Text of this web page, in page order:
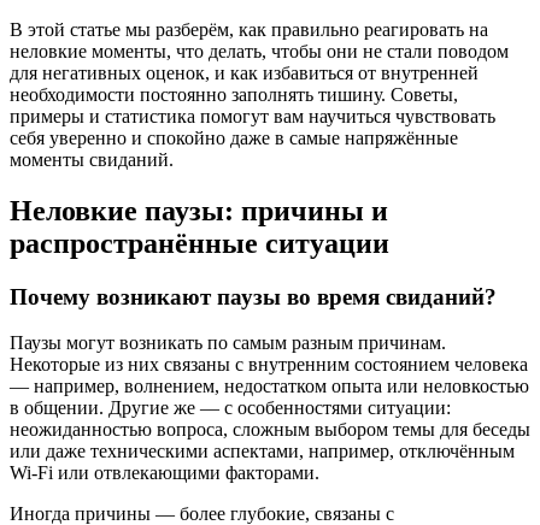
В этой статье мы разберём, как правильно реагировать на
неловкие моменты, что делать, чтобы они не стали поводом
для негативных оценок, и как избавиться от внутренней
необходимости постоянно заполнять тишину. Советы,
примеры и статистика помогут вам научиться чувствовать
себя уверенно и спокойно даже в самые напряжённые
моменты свиданий.
Неловкие паузы: причины и
распространённые ситуации
Почему возникают паузы во время свиданий?
Паузы могут возникать по самым разным причинам.
Некоторые из них связаны с внутренним состоянием человека
— например, волнением, недостатком опыта или неловкостью
в общении. Другие же — с особенностями ситуации:
неожиданностью вопроса, сложным выбором темы для беседы
или даже техническими аспектами, например, отключённым
Wi-Fi или отвлекающими факторами.
Иногда причины — более глубокие, связаны с